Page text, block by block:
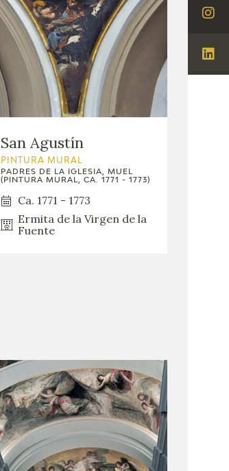
San Agustín
PINTURA MURAL
PADRES DE LA IGLESIA, MUEL
(PINTURA MURAL, CA. 1771 - 1773)
Ca. 1771 - 1773
Ermita de la Virgen de la
Fuente